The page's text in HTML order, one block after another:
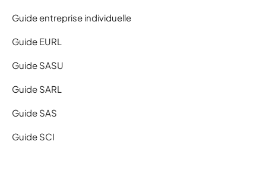
Guide entreprise individuelle
Guide EURL
Guide SASU
Guide SARL
Guide SAS
Guide SCI